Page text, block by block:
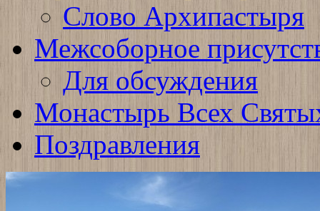
Слово Архипастыря
Межсоборное
Для обсуждения
Монастырь Всех
Поздравления